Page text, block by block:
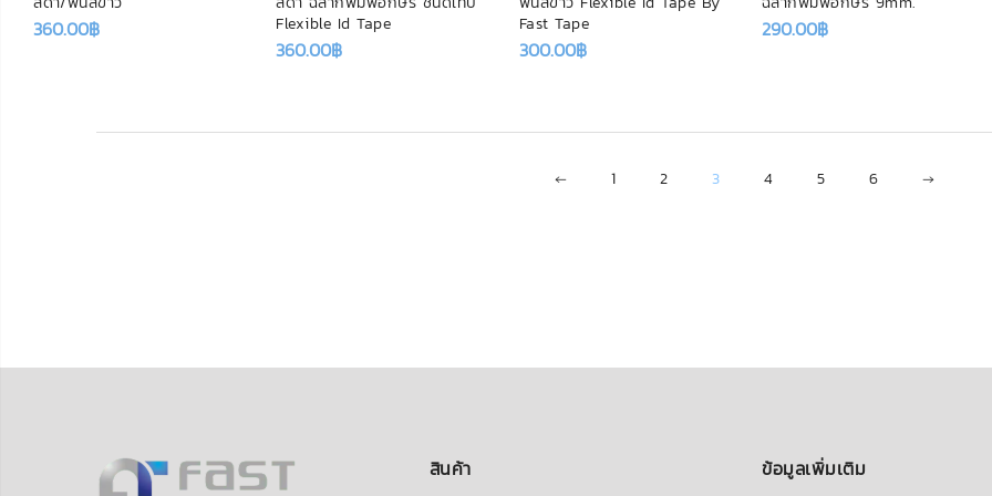
360.00฿
Flexible Id Tape
360.00฿
Fast Tape
300.00฿
290.00฿
← 1 2 3 4 5 6 →
สินค้า ข้อมูลเพิ่มเติม